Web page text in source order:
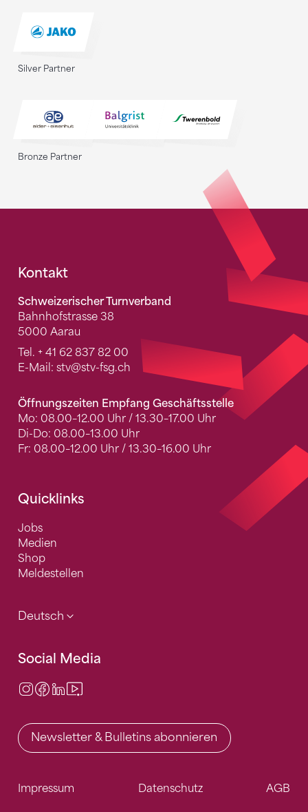
Silver Partner
Bronze Partner
Fusszeile
Kontakt
Schweizerischer Turnverband
Bahnhofstrasse 38
5000 Aarau
Tel. + 41 62 837 82 00
E-Mail: stv@stv-fsg.ch
Öffnungszeiten Empfang Geschäftsstelle
Mo: 08.00–12.00 Uhr / 13.30–17.00 Uhr
Di-Do: 08.00–13.00 Uhr
Fr: 08.00–12.00 Uhr / 13.30–16.00 Uhr
Quicklinks
Jobs
Medien
Shop
Meldestellen
Deutsch
Social Media
Instagram
Facebook
LinkedIn
Newsletter & Bulletins abonnieren
Impressum Datenschutz AGB